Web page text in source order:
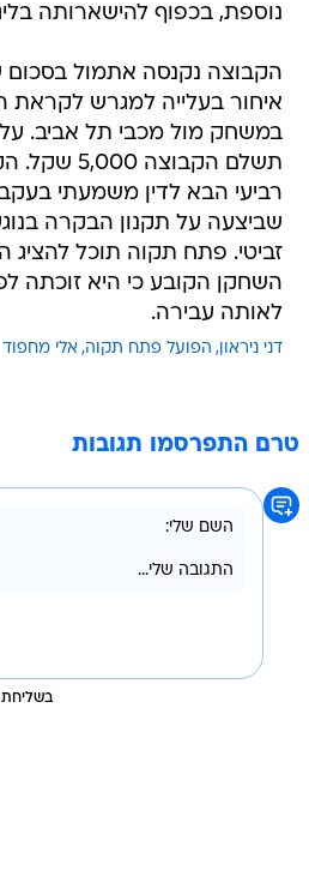
נוספת, בכפוף להישארותה
איחור בעלייה למגרש לקראת
במשחק מול מכבי תל אביב.
תשלם
רביעי הבא לדין משמעתי
שביצעה על תקנון הבקרה
זביטי. פתח תקוה תוכל
השחקן הקובע כי היא זוכתה
לאותה עבירה.
דני ניראון הפועל פתח תקוה אלי מחפוד
טרם התפרסמו תגובות
בשליחת